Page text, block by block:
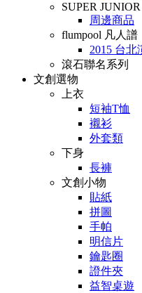
SUPER JUNIOR
周邊商品
flumpool 凡人譜
2015 台北
滾石聯名系列
文創選物
上衣
短袖T恤
襯衫
外套類
下身
長褲
文創小物
貼紙
拼圖
手帕
明信片
鑰匙圈
證件夾
益智桌遊